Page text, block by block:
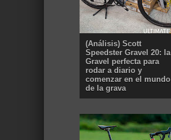
(Análisis) Scott
Speedster Gravel 20: la
Gravel perfecta para
rodar a diario y
comenzar en el mundo
de la grava